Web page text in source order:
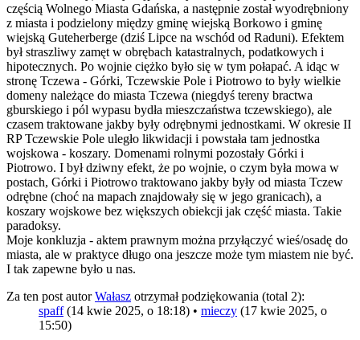
częścią Wolnego Miasta Gdańska, a następnie został wyodrębniony
z miasta i podzielony między gminę wiejską Borkowo i gminę
wiejską Guteherberge (dziś Lipce na wschód od Raduni). Efektem
był straszliwy zamęt w obrębach katastralnych, podatkowych i
hipotecznych. Po wojnie ciężko było się w tym połapać. A idąc w
stronę Tczewa - Górki, Tczewskie Pole i Piotrowo to były wielkie
domeny należące do miasta Tczewa (niegdyś tereny bractwa
gburskiego i pól wypasu bydła mieszczaństwa tczewskiego), ale
czasem traktowane jakby były odrębnymi jednostkami. W okresie II
RP Tczewskie Pole uległo likwidacji i powstała tam jednostka
wojskowa - koszary. Domenami rolnymi pozostały Górki i
Piotrowo. I był dziwny efekt, że po wojnie, o czym była mowa w
postach, Górki i Piotrowo traktowano jakby były od miasta Tczew
odrębne (choć na mapach znajdowały się w jego granicach), a
koszary wojskowe bez większych obiekcji jak część miasta. Takie
paradoksy.
Moje konkluzja - aktem prawnym można przyłączyć wieś/osadę do
miasta, ale w praktyce długo ona jeszcze może tym miastem nie być.
I tak zapewne było u nas.
Za ten post autorWałasz otrzymał podziękowania (total 2):
spaff(14 kwie 2025, o 18:18) • mieczy (17 kwie 2025, o
15:50)